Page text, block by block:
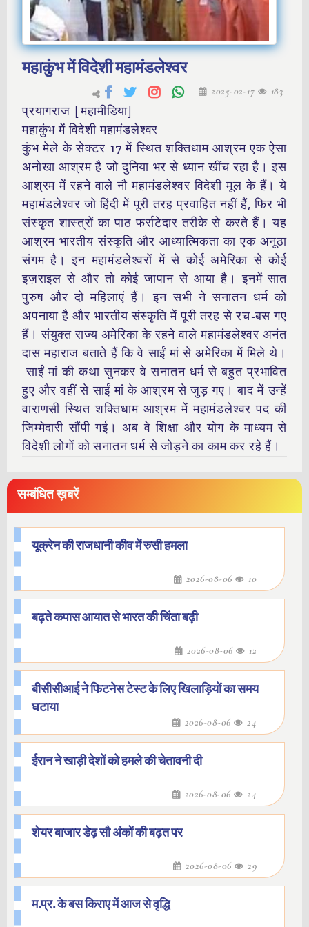
महाकुंभ में विदेशी महामंडलेश्वर
2025-02-17 183
प्रयागराज [ महामीडिया]
महाकुंभ में विदेशी महामंडलेश्वर
कुंभ मेले के सेक्टर-17 में स्थित शक्तिधाम आश्रम एक ऐसा
अनोखा आश्रम है जो दुनिया भर से ध्यान खींच रहा है। इस
आश्रम में रहने वाले नौ महामंडलेश्वर विदेशी मूल के हैं। ये
महामंडलेश्वर जो हिंदी में पूरी तरह प्रवाहित नहीं हैं, फिर भी
संस्कृत शास्त्रों का पाठ फर्राटेदार तरीके से करते हैं। यह
आश्रम भारतीय संस्कृति और आध्यात्मिकता का एक अनूठा
संगम है। इन महामंडलेश्वरों में से कोई अमेरिका से कोई
इज़राइल से और तो कोई जापान से आया है। इनमें सात
पुरुष और दो महिलाएं हैं। इन सभी ने सनातन धर्म को
अपनाया है और भारतीय संस्कृति में पूरी तरह से रच-बस गए
हैं। संयुक्त राज्य अमेरिका के रहने वाले महामंडलेश्वर अनंत
दास महाराज बताते हैं कि वे साईं मां से अमेरिका में मिले थे।
साईं मां की कथा सुनकर वे सनातन धर्म से बहुत प्रभावित
हुए और वहीं से साईं मां के आश्रम से जुड़ गए। बाद में उन्हें
वाराणसी स्थित शक्तिधाम आश्रम में महामंडलेश्वर पद की
जिम्मेदारी सौंपी गई। अब वे शिक्षा और योग के माध्यम से
विदेशी लोगों को सनातन धर्म से जोड़ने का काम कर रहे हैं।
सम्बंधित ख़बरें
यूक्रेन की राजधानी कीव में रुसी हमला
2026-08-06 10
बढ़ते कपास आयात से भारत की चिंता बढ़ी
2026-08-06 12
बीसीसीआई ने फिटनेस टेस्ट के लिए खिलाड़ियों का समय
घटाया
2026-08-06 24
ईरान ने खाड़ी देशों को हमले की चेतावनी दी
2026-08-06 24
शेयर बाजार डेढ़ सौ अंकों की बढ़त पर
2026-08-06 29
म.प्र. के बस किराए में आज से वृद्धि